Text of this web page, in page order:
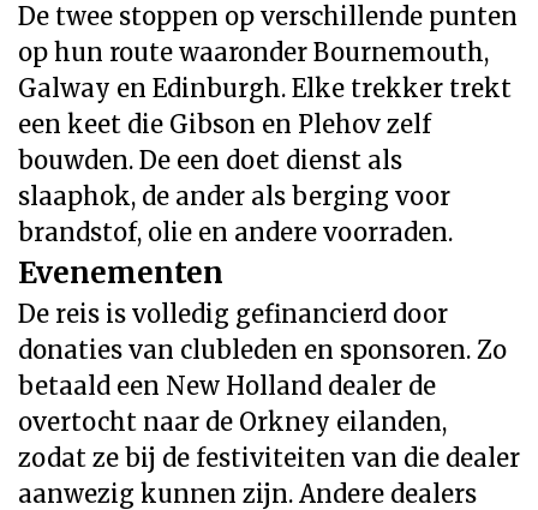
De twee stoppen op verschillende punten
op hun route waaronder Bournemouth,
Galway en Edinburgh. Elke trekker trekt
een keet die Gibson en Plehov zelf
bouwden. De een doet dienst als
slaaphok, de ander als berging voor
brandstof, olie en andere voorraden.
Evenementen
De reis is volledig gefinancierd door
donaties van clubleden en sponsoren. Zo
betaald een New Holland dealer de
overtocht naar de Orkney eilanden,
zodat ze bij de festiviteiten van die dealer
aanwezig kunnen zijn. Andere dealers